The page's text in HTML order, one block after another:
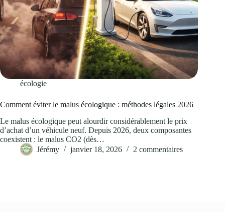
écologie
Comment éviter le malus écologique : méthodes légales 2026
Le malus écologique peut alourdir considérablement le prix
d’achat d’un véhicule neuf. Depuis 2026, deux composantes
coexistent : le malus CO2 (dès…
Jérémy
janvier 18, 2026 2 commentaires